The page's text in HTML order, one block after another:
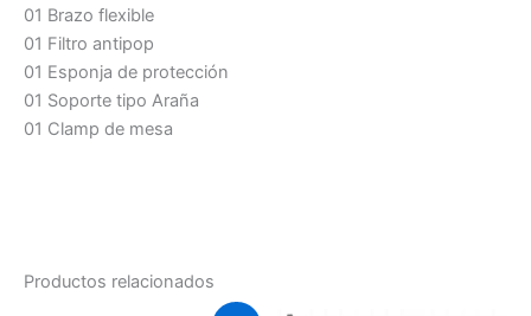
01 Brazo flexible
01 Filtro antipop
01 Esponja de protección
01 Soporte tipo Araña
01 Clamp de mesa
Productos relacionados